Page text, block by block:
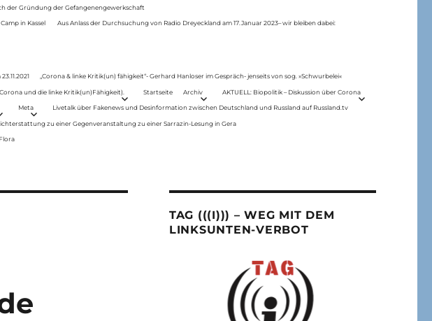
der Gründung der Gefangenengewerkschaft
in Kassel Aus Anlass der Durchsuchung von Radio Dreyeckland am 17.Januar 2023– wir bleiben dabei:
„Corona & linke Kritik(un) fähigkeit“- Gerhard Hanloser im Gespräch- jenseits von sog. »Schwurbelei«
und die linke Kritik(un)Fähigkeit). Startseite Archiv AKTUELL: Biopolitik – Diskussion über Corona
Meta Livetalk über Fakenews und Desinformation zwischen Deutschland und Russland auf Russland.tv
zu einer Gegenveranstaltung zu einer Sarrazin-Lesung in Gera
TAG (((I))) – WEG MIT DEM
LINKSUNTEN-VERBOT